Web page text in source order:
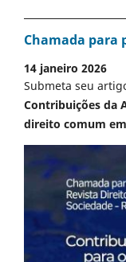
Chamada para
14 janeiro 2026
Submeta seu
Contribuições da
direito comum